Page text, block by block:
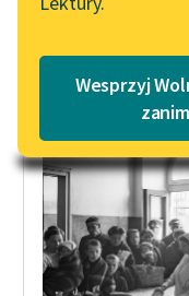
Lektury szkolne i
literatury do
uczennic i uczniów z
E-kolekcja lektur
szkolnych i literatury
słuchania dla uczennic
Wesprzyj